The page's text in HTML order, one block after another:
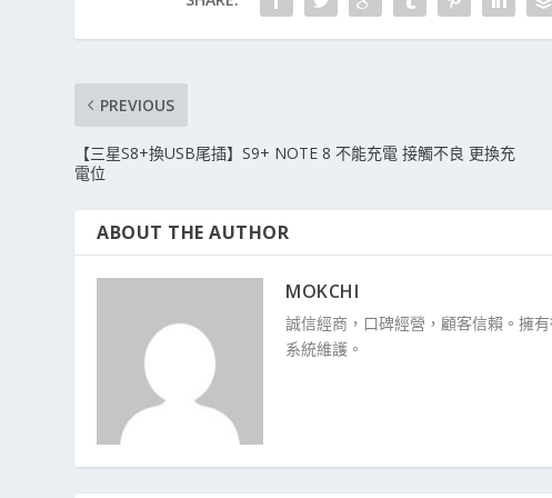
PREVIOUS
【三星S8+換USB尾插】S9+ NOTE 8 不能充電 接觸不良 更換充
電位
ABOUT THE AUTHOR
MOKCHI
誠信經商，口碑經營，顧客信賴。擁
系統維護。